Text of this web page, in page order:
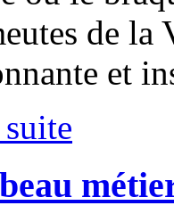
de
et